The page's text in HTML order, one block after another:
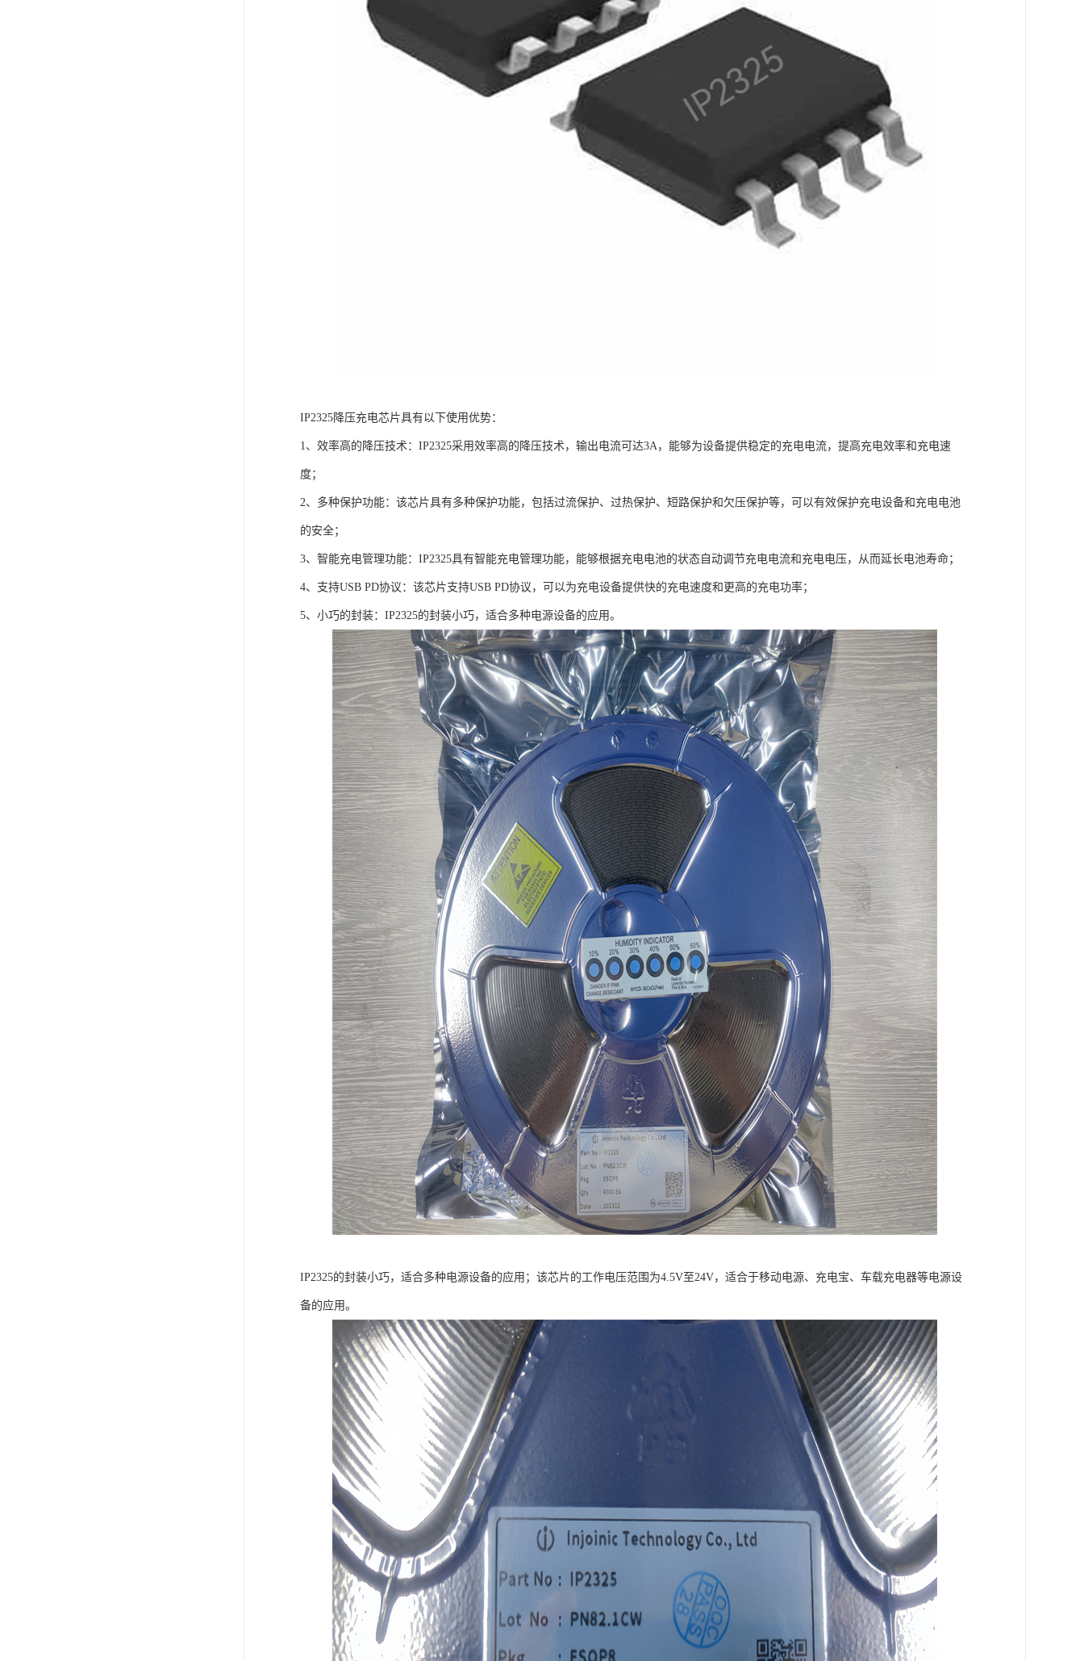
IP2325降压充电芯片具有以下使用优势：
1、效率高的降压技术：IP2325采用效率高的降压技术，输出电流可达3A，能够为设备提供稳定的充电电流，提高充电效率和充电速
度；
2、多种保护功能：该芯片具有多种保护功能，包括过流保护、过热保护、短路保护和欠压保护等，可以有效保护充电设备和充电电池
的安全；
3、智能充电管理功能：IP2325具有智能充电管理功能，能够根据充电电池的状态自动调节充电电流和充电电压，从而延长电池寿命；
4、支持USB PD协议：该芯片支持USB PD协议，可以为充电设备提供快的充电速度和更高的充电功率；
5、小巧的封装：IP2325的封装小巧，适合多种电源设备的应用。
IP2325的封装小巧，适合多种电源设备的应用；该芯片的工作电压范围为4.5V至24V，适合于移动电源、充电宝、车载充电器等电源设
备的应用。